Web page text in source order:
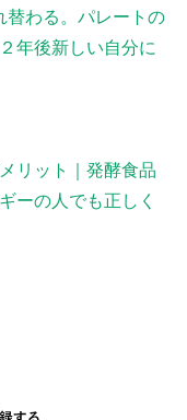
替わる。パレートの
年後新しい自分に
リット｜発酵食品
ーの人でも正しく